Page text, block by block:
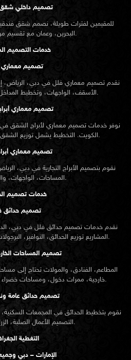
تصميم داخلي شقق
للمقيمين لفترات طويلة، نصمم شقق
البحرين، وعمان مع تقسيم مرن وخامات مريحة.
خدمات التصميم
تصميم
نقدمتصميم معماري فلل في دبي،
الأسقف، الواجهات، وتخطيط المداخل، مع مراعاة المناخ والبيئة.
تصميم معماري
نوفر خدمات تصميم معماري لأبراج الشقق
الكويت. التخطيط يشمل توزيع الشقق، الحركة الرأسية، والمرافق.
تصميم معماري
نقوم بتصميم الأبراج التجارية في دبي،
المساحات، الواجهات، والتنقل الداخلي.
خدمات تصميم
تصميم حدائق
نقدم خدماتتصميم حدائق فلل في دبي،
المشاريع توزيع الحدائق، النوافير، البرجولات، أعمال الحجر، وأنظمة الزراعة.
تصميم المساحات
المطاعم، الفنادق، والمولات تحتاج إلى
خارجية، ممرات دخول، ومساحات خضراء في مشاريع في الخليج وتركيا.
تصميم حدائق عامة
نقوم بتخطيط الحدائق في المجمعات
التصميم الأعمال الصلبة، الزراعة، وأنظمة الري.
التغطية
الإمارات – دبي